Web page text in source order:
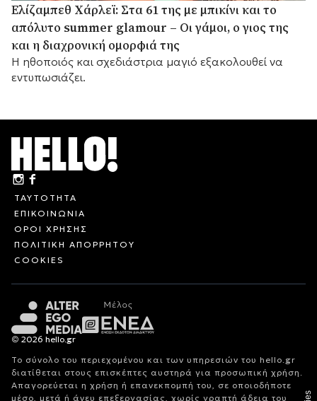
Ελίζαμπεθ Χάρλεϊ: Στα 61 της με μπικίνι και το
απόλυτο summer glamour – Οι γάμοι, ο γιος της
και η διαχρονική ομορφιά της
Η ηθοποιός και σχεδιάστρια μαγιό εξακολουθεί να
εντυπωσιάζει.
ΤΑΥΤΟΤΗΤΑ
ΕΠΙΚΟΙΝΩΝΙΑ
ΟΡΟΙ ΧΡΗΣΗΣ
ΠΟΛΙΤΙΚΗ ΑΠΟΡΡΗΤΟΥ
COOKIES
© 2026 hello.gr
Το σύνολο του περιεχομένου και των υπηρεσιών του hello.gr
διατίθεται στους επισκέπτες αυστηρά για προσωπική χρήση.
Απαγορεύεται η χρήση ή επανεκπομπή του, σε οποιοδήποτε
μέσο, μετά ή άνευ επεξεργασίας, χωρίς γραπτή άδεια του